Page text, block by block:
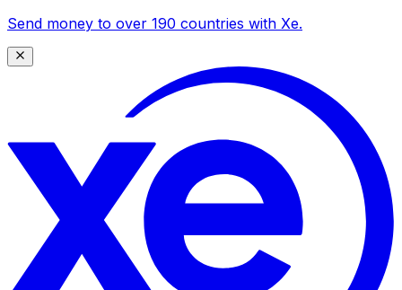
Send money to over 190 countries with Xe.